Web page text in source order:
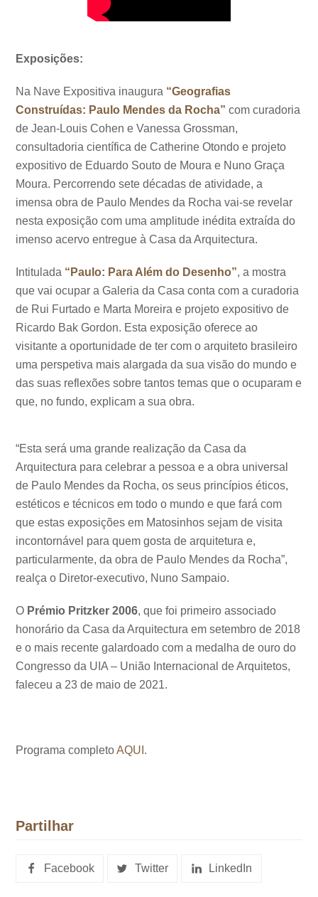
Exposições:
Na Nave Expositiva inaugura “Geografias
Construídas: Paulo Mendes da Rocha” com curadoria
de Jean-Louis Cohen e Vanessa Grossman,
consultadoria científica de Catherine Otondo e projeto
expositivo de Eduardo Souto de Moura e Nuno Graça
Moura. Percorrendo sete décadas de atividade, a
imensa obra de Paulo Mendes da Rocha vai-se revelar
nesta exposição com uma amplitude inédita extraída do
imenso acervo entregue à Casa da Arquitectura.
Intitulada “Paulo: Para Além do Desenho”, a mostra
que vai ocupar a Galeria da Casa conta com a curadoria
de Rui Furtado e Marta Moreira e projeto expositivo de
Ricardo Bak Gordon. Esta exposição oferece ao
visitante a oportunidade de ter com o arquiteto brasileiro
uma perspetiva mais alargada da sua visão do mundo e
das suas reflexões sobre tantos temas que o ocuparam e
que, no fundo, explicam a sua obra.
“Esta será uma grande realização da Casa da
Arquitectura para celebrar a pessoa e a obra universal
de Paulo Mendes da Rocha, os seus princípios éticos,
estéticos e técnicos em todo o mundo e que fará com
que estas exposições em Matosinhos sejam de visita
incontornável para quem gosta de arquitetura e,
particularmente, da obra de Paulo Mendes da Rocha”,
realça o Diretor-executivo, Nuno Sampaio.
O Prémio Pritzker 2006, que foi primeiro associado
honorário da Casa da Arquitectura em setembro de 2018
e o mais recente galardoado com a medalha de ouro do
Congresso da UIA – União Internacional de Arquitetos,
faleceu a 23 de maio de 2021.
Programa completoAQUI .
Partilhar
Facebook Twitter LinkedIn